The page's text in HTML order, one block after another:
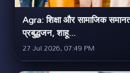
Agra: शिक्षा और सामाजिक
प्रबुद्धजन, शाहू...
27 Jul 2026, 07:49 PM